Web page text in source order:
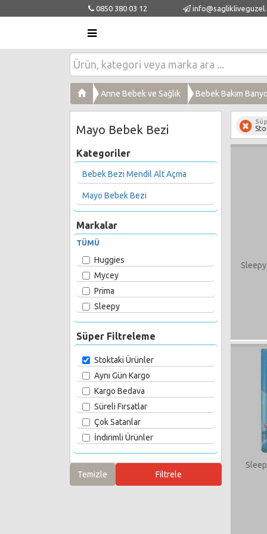
0850 380 03 12
Anne Bebek ve Sağlık Bebek Bakım
Mayo Bebek Bezi
Kategoriler
Bebek Bezi Mendil Alt Açma
Mayo Bebek Bezi
Markalar
TÜMÜ
Huggies
Mycey
Prima
Sleepy
Süper Filtreleme
Stoktaki Ürünler
Aynı Gün Kargo
Kargo Bedava
Süreli Fırsatlar
Çok Satanlar
İndirimli Ürünler